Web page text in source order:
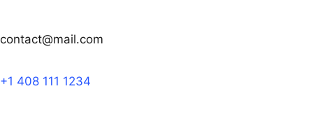
contact@mail.com
+1 408 111 1234